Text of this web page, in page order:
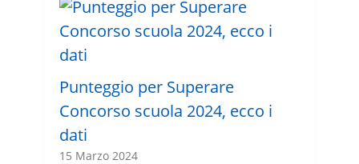
Punteggio per Superare
Concorso scuola 2024, ecco i
dati
15 Marzo 2024